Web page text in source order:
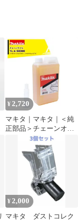
¥ 2,720
マキタ｜マキタ｜＜純
正部品＞チェーンオイ
ル A-58300 チェーン刃
潤滑用 1L
¥ 2,000
マキタ ダストコレク